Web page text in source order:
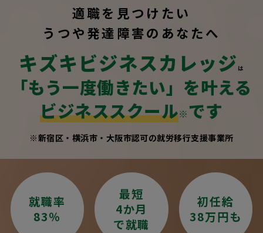
適職を見つけたい
うつや発達障害のあなたへ
キズキビジネスカレッジ は
「もう一度働きたい」を叶える
ビジネススクール※です
※新宿区・横浜市・大阪市認可の就労移行支援事業所
就職率
83％
最短
4か月
で就職
初任給
38万円も